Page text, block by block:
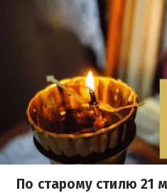
По старому стилю 21